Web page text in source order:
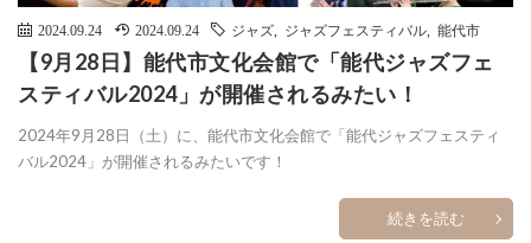
2024.09.24 2024.09.24 ジャズ ジャズフェスティバル 能代市
【9月28日】能代市文化会館で「能代ジャズフェ
スティバル2024」が開催されるみたい！
2024年9月28日（土）に、能代市文化会館で「能代ジャズフェスティ
バル2024」が開催されるみたいです！
続きを読む